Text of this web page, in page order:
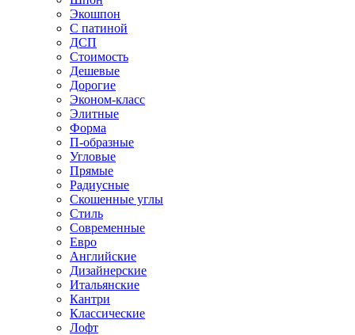
Экошпон
С патиной
ДСП
Стоимость
Дешевые
Дорогие
Эконом-класс
Элитные
Форма
П-образные
Угловые
Прямые
Радиусные
Скошенные углы
Стиль
Современные
Евро
Английские
Дизайнерские
Итальянские
Кантри
Классические
Лофт